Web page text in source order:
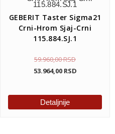
GEBERIT Taster Sigma21
Crni-Hrom Sjaj-Crni
115.884.SJ.1
59.960,00RSD
53.964,00 RSD
Detaljnije